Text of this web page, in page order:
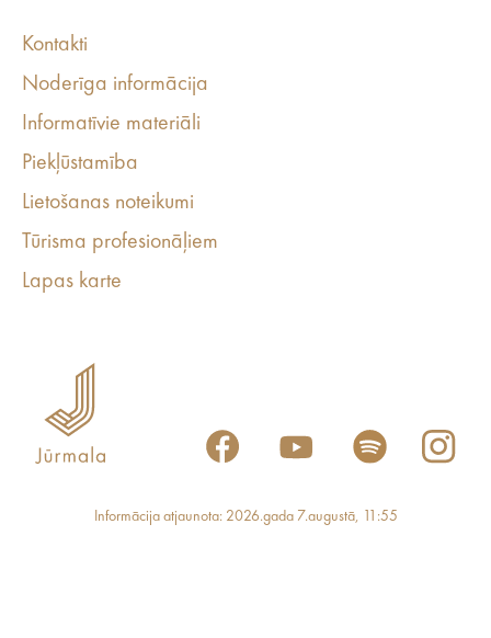
Kontakti
Noderīga informācija
Informatīvie materiāli
Piekļūstamība
Lietošanas noteikumi
Tūrisma profesionāļiem
Lapas karte
Informācija atjaunota: 2026.gada 7.augustā, 11:55